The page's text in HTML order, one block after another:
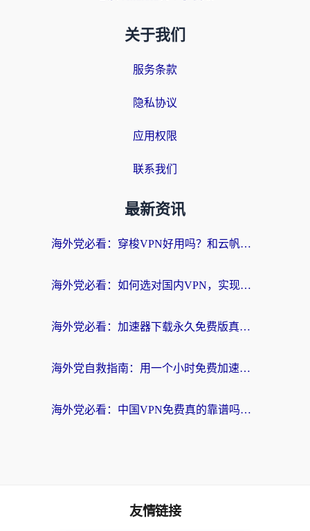
关于我们
服务条款
隐私协议
应用权限
联系我们
最新资讯
海外党必看：穿梭VPN好用吗？和云帆VPN对比哪个回国效果更好？附真实测评+避坑指南
海外党必看：如何选对国内VPN，实现无缝访问国内资源？
海外党必看：加速器下载永久免费版真的存在吗？教你无缝访问国内资源的正确姿势
海外党自救指南：用一个小时免费加速器，轻松打破国内资源访问壁垒？
海外党必看：中国VPN免费真的靠谱吗？手把手教你选对回国加速器
友情链接